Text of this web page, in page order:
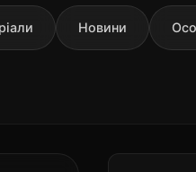
Новини